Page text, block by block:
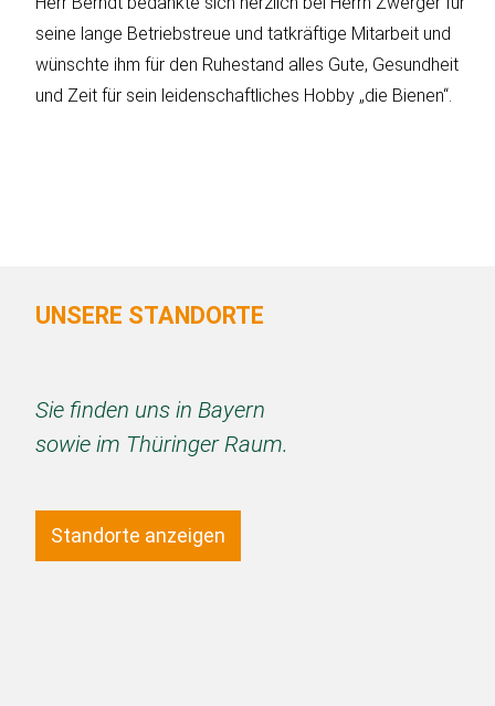
seine lange Betriebstreue und tatkräftige Mitarbeit und
wünschte ihm für den Ruhestand alles Gute, Gesundheit
und Zeit für sein leidenschaftliches Hobby „die Bienen“.
UNSERE STANDORTE
Sie finden uns in Bayern
sowie im Thüringer Raum.
Standorte anzeigen